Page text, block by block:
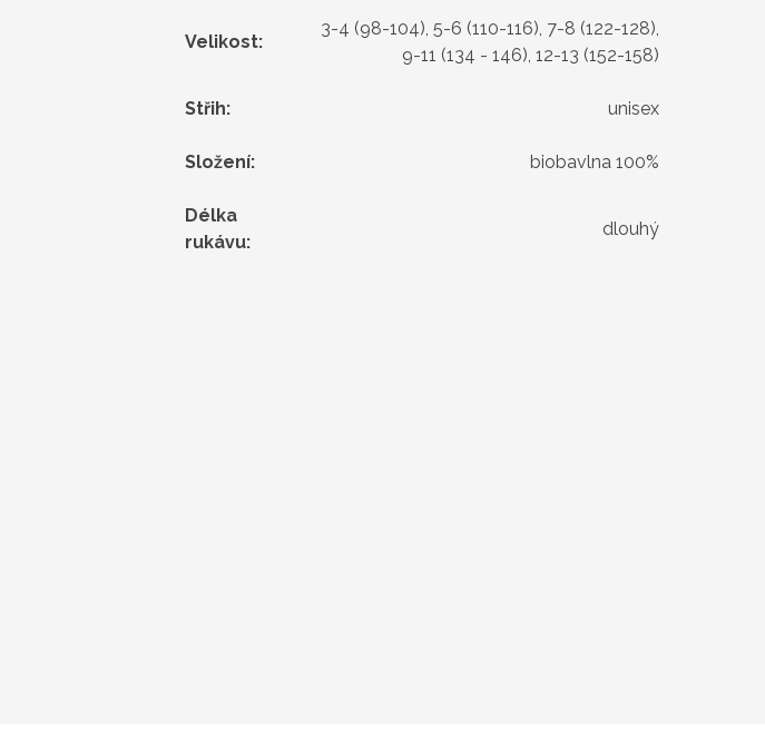
Velikost:
3-4 (98-104), 5-6 (110-116), 7-8 (122-128),
9-11 (134 - 146), 12-13 (152-158)
Střih: unisex
Složení: biobavlna 100%
Délka
rukávu:
dlouhý